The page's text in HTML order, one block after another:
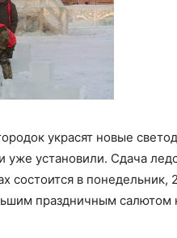
украсят новые
уже установили. Сдача
состоится в
праздничным салютом